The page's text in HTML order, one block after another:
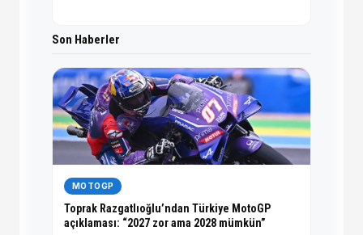
Son Haberler
MOTOGP
Toprak Razgatlıoğlu’ndan Türkiye MotoGP
açıklaması: “2027 zor ama 2028 mümkün”